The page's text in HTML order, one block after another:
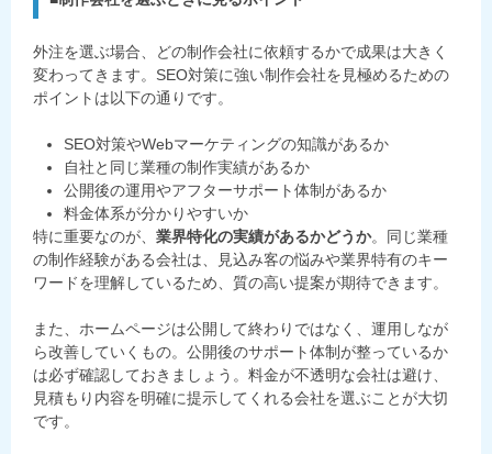
外注を選ぶ場合、どの制作会社に依頼するかで成果は大きく
変わってきます。SEO対策に強い制作会社を見極めるための
ポイントは以下の通りです。
SEO対策やWebマーケティングの知識があるか
自社と同じ業種の制作実績があるか
公開後の運用やアフターサポート体制があるか
料金体系が分かりやすいか
特に重要なのが、 業界特化の実績があるかどうか。同じ業種
の制作経験がある会社は、見込み客の悩みや業界特有のキー
ワードを理解しているため、質の高い提案が期待できます。
また、ホームページは公開して終わりではなく、運用しなが
ら改善していくもの。公開後のサポート体制が整っているか
は必ず確認しておきましょう。料金が不透明な会社は避け、
見積もり内容を明確に提示してくれる会社を選ぶことが大切
です。